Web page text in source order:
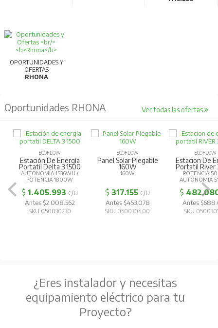
OPORTUNIDADES Y
OFERTAS
RHONA
Oportunidades RHONA Ver todas las ofertas
ECOFLOW
Estación De Energía
Portatil Delta 3 1500
AUTONOMÍA 1536WH /
POTENCIA 1800W
$1.405.993 C/U
Antes $2.008.562
SKU 050030230
ECOFLOW
Panel Solar Plegable
160W
160W
$ 317.155 C/U
Antes $453.078
SKU 050030400
ECOFLOW
Estacion De
Portatil River
POTENCIA
AUTONOMIA
$
Antes
SKU
¿Eres instalador y necesitas
equipamiento eléctrico para tu
Proyecto?